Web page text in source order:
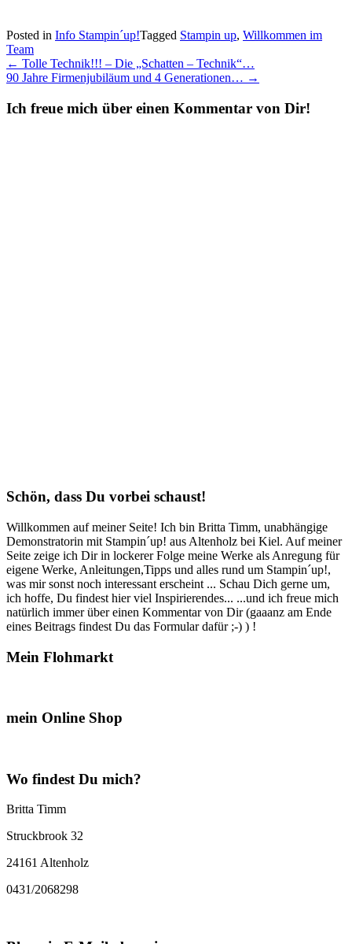
Posted in Info Stampin´up!Tagged Stampin up, Willkommen im
Team
Post
navigation
← Tolle Technik!!! – Die „Schatten – Technik“…
90 Jahre Firmenjubiläum und 4 Generationen… →
Ich freue mich über einen Kommentar von Dir!
Schön, dass Du vorbei schaust!
Willkommen auf meiner Seite! Ich bin Britta Timm, unabhängige
Demonstratorin mit Stampin´up! aus Altenholz bei Kiel. Auf meiner
Seite zeige ich Dir in lockerer Folge meine Werke als Anregung für
eigene Werke, Anleitungen,Tipps und alles rund um Stampin´up!,
was mir sonst noch interessant erscheint ... Schau Dich gerne um,
ich hoffe, Du findest hier viel Inspirierendes... ...und ich freue mich
natürlich immer über einen Kommentar von Dir (gaaanz am Ende
eines Beitrags findest Du das Formular dafür ;-) ) !
Mein Flohmarkt
mein Online Shop
Wo findest Du mich?
Britta Timm
Struckbrook 32
24161 Altenholz
0431/2068298